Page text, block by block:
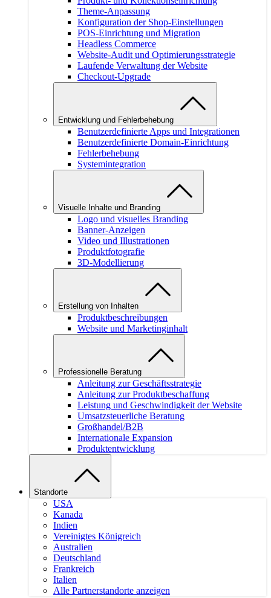
Theme-Anpassung
Konfiguration der Shop-Einstellungen
POS-Einrichtung und Migration
Headless Commerce
Website-Audit und Optimierungsstrategie
Laufende Verwaltung der Website
Checkout-Upgrade
Entwicklung und Fehlerbehebung
Benutzerdefinierte Apps und Integrationen
Benutzerdefinierte Domain-Einrichtung
Fehlerbehebung
Systemintegration
Visuelle Inhalte und Branding
Logo und visuelles Branding
Banner-Anzeigen
Video und Illustrationen
Produktfotografie
3D-Modellierung
Erstellung von Inhalten
Produktbeschreibungen
Website und Marketinginhalt
Professionelle Beratung
Anleitung zur Geschäftsstrategie
Anleitung zur Produktbeschaffung
Leistung und Geschwindigkeit der Website
Umsatzsteuerliche Beratung
Großhandel/B2B
Internationale Expansion
Produktentwicklung
Standorte
USA
Kanada
Indien
Vereinigtes Königreich
Australien
Deutschland
Frankreich
Italien
Alle Partnerstandorte anzeigen